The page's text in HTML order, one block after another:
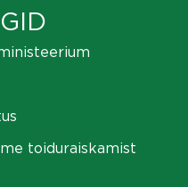
toiduraiskamist